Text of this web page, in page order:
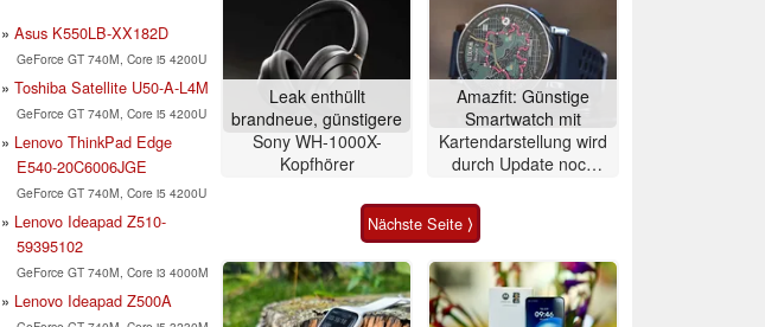
Asus K550LB-XX182D
GeForce GT 740M, Core i5 4200U
Toshiba Satellite U50-A-L4M
GeForce GT 740M, Core i5 4200U
Lenovo ThinkPad Edge
E540-20C6006JGE
GeForce GT 740M, Core i5 4200U
Lenovo Ideapad Z510-
59395102
GeForce GT 740M, Core i3 4000M
Lenovo Ideapad Z500A
Leak enthüllt
brandneue, günstigere
Sony WH-1000X-
Kopfhörer
Amazfit: Günstige
Smartwatch mit
Kartendarstellung wird
durch Update noch
Nächste Seite ⟩